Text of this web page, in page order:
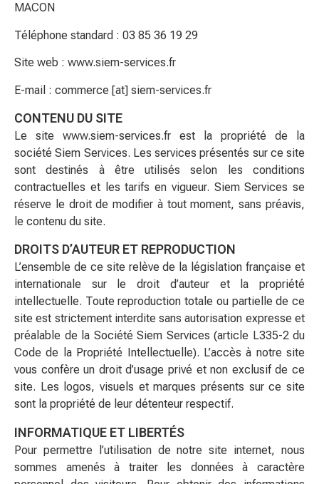
MACON
Téléphone standard : 03 85 36 19 29
Site web : www.siem-services.fr
E-mail : commerce [at] siem-services.fr
CONTENU DU SITE
Le site www.siem-services.fr est la propriété de la
société Siem Services. Les services présentés sur ce site
sont destinés à être utilisés selon les conditions
contractuelles et les tarifs en vigueur. Siem Services se
réserve le droit de modifier à tout moment, sans préavis,
le contenu du site.
DROITS D’AUTEUR ET REPRODUCTION
L’ensemble de ce site relève de la législation française et
internationale sur le droit d’auteur et la propriété
intellectuelle. Toute reproduction totale ou partielle de ce
site est strictement interdite sans autorisation expresse et
préalable de la Société Siem Services (article L335-2 du
Code de la Propriété Intellectuelle). L’accès à notre site
vous confère un droit d’usage privé et non exclusif de ce
site. Les logos, visuels et marques présents sur ce site
sont la propriété de leur détenteur respectif.
INFORMATIQUE ET LIBERTÉS
Pour permettre l’utilisation de notre site internet, nous
sommes amenés à traiter les données à caractère